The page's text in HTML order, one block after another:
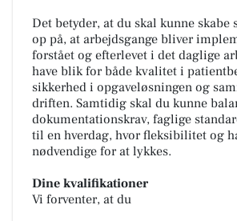
Det betyder, at du skal kunne
op på, at arbejdsgange bliver
forstået og efterlevet i det daglige
have blik for både kvalitet i
sikkerhed i opgaveløsningen og
driften. Samtidig skal du kunne
dokumentationskrav, faglige
til en hverdag, hvor fleksibilitet og
nødvendige for at lykkes.
Dine kvalifikationer
Vi forventer, at du